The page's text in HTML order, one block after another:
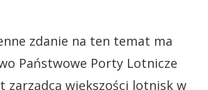
zdanie na ten temat ma
Państwowe Porty Lotnicze
zarządcą większości lotnisk w